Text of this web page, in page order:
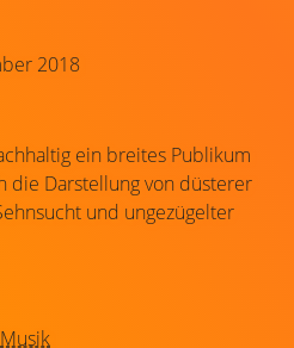
2018
ein breites Publikum
die Darstellung von düsterer
und ungezügelter
Musik